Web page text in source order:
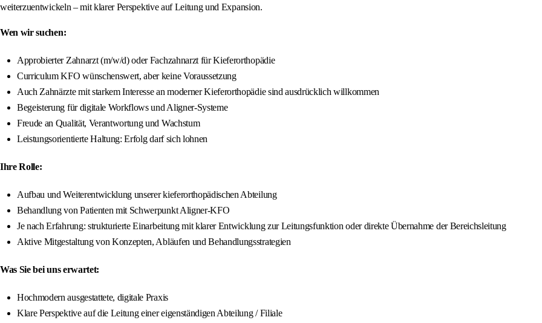
weiterzuentwickeln – mit klarer Perspektive auf Leitung und Expansion.
Wen wir suchen:
Approbierter Zahnarzt (m/w/d) oder Fachzahnarzt für Kieferorthopädie
Curriculum KFO wünschenswert, aber keine Voraussetzung
Auch Zahnärzte mit starkem Interesse an moderner Kieferorthopädie sind ausdrücklich willkommen
Begeisterung für digitale Workflows und Aligner-Systeme
Freude an Qualität, Verantwortung und Wachstum
Leistungsorientierte Haltung: Erfolg darf sich lohnen
Ihre Rolle:
Aufbau und Weiterentwicklung unserer kieferorthopädischen Abteilung
Behandlung von Patienten mit Schwerpunkt Aligner-KFO
Je nach Erfahrung: strukturierte Einarbeitung mit klarer Entwicklung zur Leitungsfunktion oder direkte Übernahme der Bereichsleitung
Aktive Mitgestaltung von Konzepten, Abläufen und Behandlungsstrategien
Was Sie bei uns erwartet:
Hochmodern ausgestattete, digitale Praxis
Klare Perspektive auf die Leitung einer eigenständigen Abteilung / Filiale